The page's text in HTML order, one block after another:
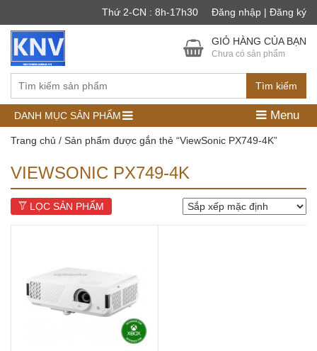
Thứ 2-CN : 8h-17h30 Đăng nhập | Đăng ký
Tìm kiếm
GIỎ HÀNG CỦA BẠN
Chưa có sản phẩm
DANH MỤC SẢN PHẨM Menu
Trang chủ / Sản phẩm được gắn thẻ “ViewSonic PX749-4K”
VIEWSONIC PX749-4K
LỌC SẢN PHẨM